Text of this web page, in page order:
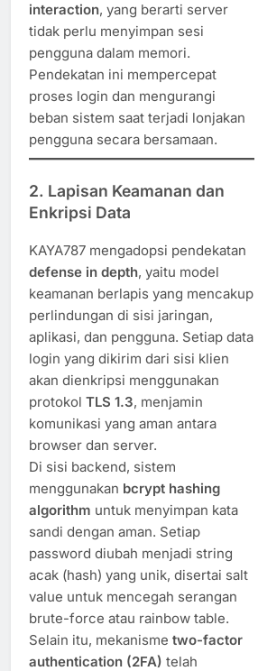
interaction, yang berarti server
tidak perlu menyimpan sesi
pengguna dalam memori.
Pendekatan ini mempercepat
proses login dan mengurangi
beban sistem saat terjadi lonjakan
pengguna secara bersamaan.
2. Lapisan Keamanan dan
Enkripsi Data
KAYA787 mengadopsi pendekatan
defense in depth, yaitu model
keamanan berlapis yang mencakup
perlindungan di sisi jaringan,
aplikasi, dan pengguna. Setiap data
login yang dikirim dari sisi klien
akan dienkripsi menggunakan
protokol TLS 1.3, menjamin
komunikasi yang aman antara
browser dan server.
Di sisi backend, sistem
menggunakan bcrypt hashing
algorithm untuk menyimpan kata
sandi dengan aman. Setiap
password diubah menjadi string
acak (hash) yang unik, disertai salt
value untuk mencegah serangan
brute-force atau rainbow table.
Selain itu, mekanisme two-factor
authentication (2FA) telah